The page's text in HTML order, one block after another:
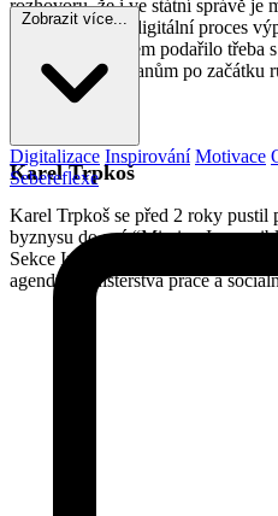
rozhovoru, že i ve státní správě je
zprovoznit plně digitální proces
Trpkošovi s týmem podařilo
ukrajinským občanům po začátku
Karel Trpkoš
Karel Trpkoš se před 2 roky pustil
byznysu do své “Mission
Sekce Informačních technologií
agendy MInisterstva práce a
Zobrazit více...
Digitalizace Inspirování Motivace
Sebereflexe